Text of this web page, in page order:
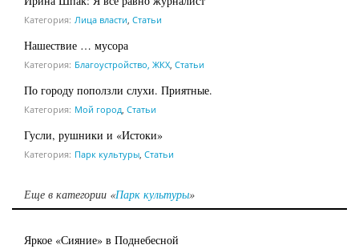
Категория: Лица власти, Статьи
Нашествие … мусора
Категория: Благоустройство, ЖКХ, Статьи
По городу поползли слухи. Приятные.
Категория: Мой город, Статьи
Гусли, рушники и «Истоки»
Категория: Парк культуры, Статьи
Еще в категории «Парк культуры»
Яркое «Сияние» в Поднебесной